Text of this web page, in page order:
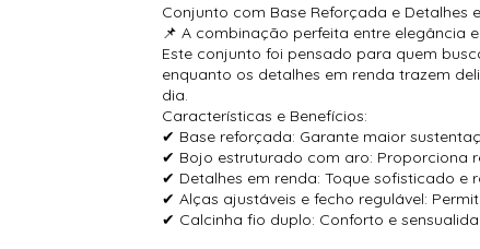
Conjunto com Base Reforçada e Detalhes
📌 A combinação perfeita entre elegância
Este conjunto foi pensado para quem
enquanto os detalhes em renda trazem
dia.
Características e Benefícios:
✔ Base reforçada: Garante maior
✔ Bojo estruturado com aro: Proporciona
✔ Detalhes em renda: Toque sofisticado e
✔ Alças ajustáveis e fecho regulável:
✔ Calcinha fio duplo: Conforto e